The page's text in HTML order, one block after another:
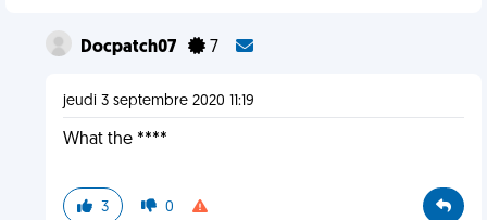
Docpatch07 7
jeudi 3 septembre 2020 11:19
What the ****
3 0